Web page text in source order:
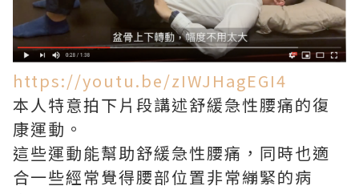
https://youtu.be/zIWJHagEGI4
本人特意拍下片段講述舒緩急性腰痛的復
康運動。
這些運動能幫助舒緩急性腰痛，同時也適
合一些經常覺得腰部位置非常繃緊的病